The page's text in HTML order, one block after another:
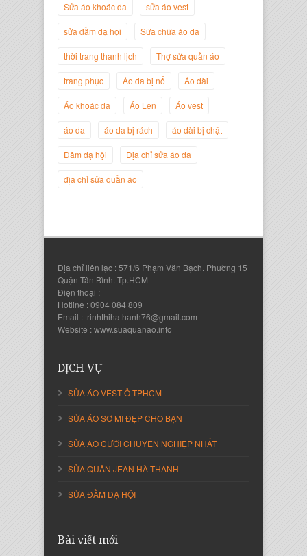
Nguyễn Đắc Định
Nguyễn Thanh Sang
Giám Đốc Công ty Lam Sơn Phát
Sửa áo khoác da sửa áo vest
sửa đầm dạ hội Sữa chữa áo da
thời trang thanh lịch Thợ sửa quần áo
trang phục Áo da bị nổ Áo dài
Áo khoác da Áo Len Áo vest
áo da áo da bị rách áo dài bị chật
Đầm dạ hội Địa chỉ sửa áo da
địa chỉ sửa quần áo
Địa chỉ liên lạc : 571/6 Phạm Văn Bạch. Phường 15
Quận Tân Bình. Tp.HCM
Điện thoại :
Hotline : 0904 084 809
Email : trinhthihathanh76@gmail.com
Website : www.suaquanao.info
DỊCH VỤ
SỬA ÁO VEST Ở TPHCM
SỬA ÁO SƠ MI ĐẸP CHO BẠN
SỬA ÁO CƯỚI CHUYÊN NGHIỆP NHẤT
SỬA QUẦN JEAN HÀ THANH
SỬA ĐẦM DẠ HỘI
Bài viết mới